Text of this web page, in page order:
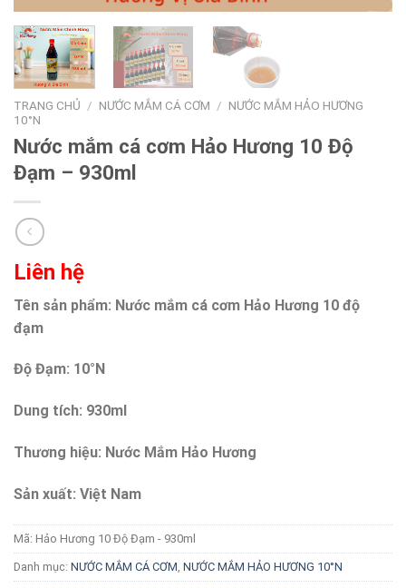
TRANG CHỦ / NƯỚC MẮM CÁ CƠM / NƯỚC MẮM HẢO HƯƠNG
10°N
Nước mắm cá cơm Hảo Hương 10 Độ
Đạm – 930ml
Liên hệ
Tên sản phẩm: Nước mắm cá cơm Hảo Hương 10 độ
đạm
Độ Đạm: 10°N
Dung tích: 930ml
Thương hiệu: Nước Mắm Hảo Hương
Sản xuất: Việt Nam
Mã: Hảo Hương 10 Độ Đạm - 930ml
Danh mục: NƯỚC MẮM CÁ CƠM NƯỚC MẮM HẢO HƯƠNG 10°N